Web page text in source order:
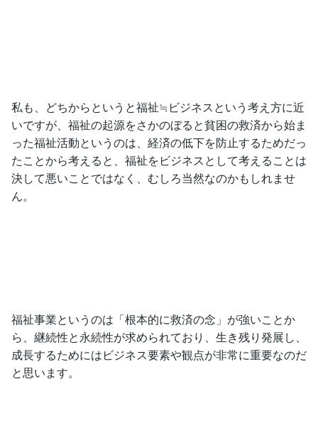
私も、どちからというと福祉≒ビジネスという考え方に近
いですが、福祉の起源をさかのぼると貧困の救済から始ま
った福祉活動というのは、経済の低下を防止するためだっ
たことから考えると、福祉をビジネスとして考えることは
決して悪いことではなく、むしろ当然なのかもしれませ
ん。
福祉事業というのは「根本的に救済の念」が強いことか
ら、継続性と永続性が求められており、生き残り発展し、
成長するためにはビジネス要素や観点が非常に重要なのだ
と思います。